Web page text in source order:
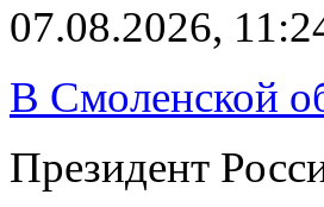
07.08.2026,
В Смоленской
Президент